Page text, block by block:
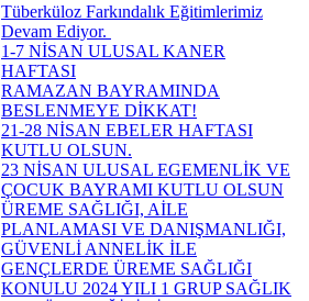
Tüberküloz Farkındalık Eğitimlerimiz
Devam Ediyor. ​
1-7 NİSAN ULUSAL KANER
HAFTASI
RAMAZAN BAYRAMINDA
BESLENMEYE DİKKAT!
21-28 NİSAN EBELER HAFTASI
KUTLU OLSUN.
23 NİSAN ULUSAL EGEMENLİK VE
ÇOCUK BAYRAMI KUTLU OLSUN
ÜREME SAĞLIĞI, AİLE
PLANLAMASI VE DANIŞMANLIĞI,
GÜVENLİ ANNELİK İLE
GENÇLERDE ÜREME SAĞLIĞI
KONULU 2024 YILI 1 GRUP SAĞLIK